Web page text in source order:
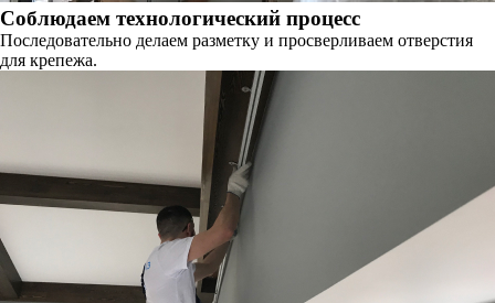
Соблюдаем технологический процесс
Последовательно делаем разметку и просверливаем отверстия
для крепежа.